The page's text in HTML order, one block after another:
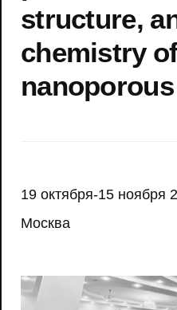
structure,
chemistry
19 октября-15
Москва